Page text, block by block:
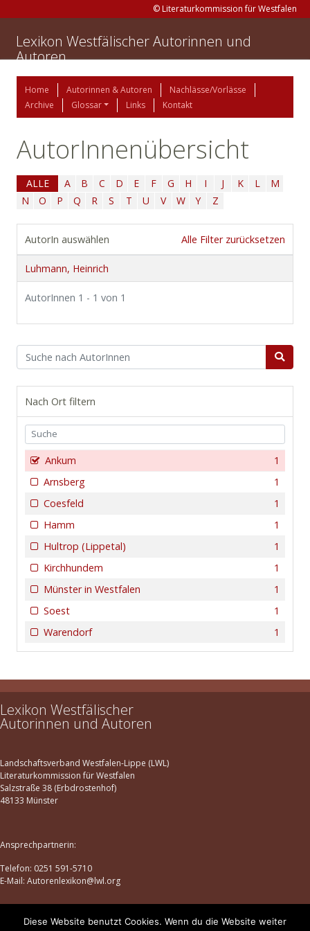
© Literaturkommission für Westfalen
Lexikon Westfälischer Autorinnen und
Autoren
Home Autorinnen & Autoren
Nachlässe/Vorlässe
Archive
Glossar Links Kontakt
AutorInnenübersicht
ALLE A B C D E F G H I J K L
M
N
O P Q R S T U V W Y Z
Alle Filter zurücksetzen
AutorIn auswählen
Luhmann, Heinrich
AutorInnen 1 - 1 von 1
Nach Ort filtern
1
Ankum
1
Arnsberg
1
Coesfeld
1
Hamm
1
Hultrop (Lippetal)
1
Kirchhundem
1
Münster in Westfalen
1
Soest
1
Warendorf
Lexikon Westfälischer
Autorinnen und Autoren
Landschaftsverband Westfalen-Lippe (LWL)
Literaturkommission für Westfalen
Salzstraße 38 (Erbdrostenhof)
48133 Münster
Ansprechpartnerin:
Telefon: 0251 591-5710
E-Mail: Autorenlexikon@lwl.org
Datenschutz |Impressum
Diese Website benutzt Cookies. Wenn du die Website weiter